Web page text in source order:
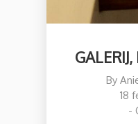
By
18
-